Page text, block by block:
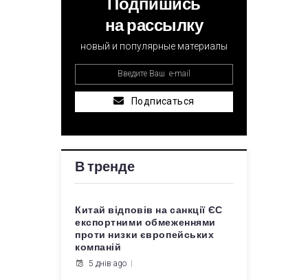
Подпишись
на рассылку
новый и популярные материалы
Подписаться
В тренде
Китай відповів на санкції ЄС
експортними обмеженнями
проти низки європейських
компаній
5 днів ago